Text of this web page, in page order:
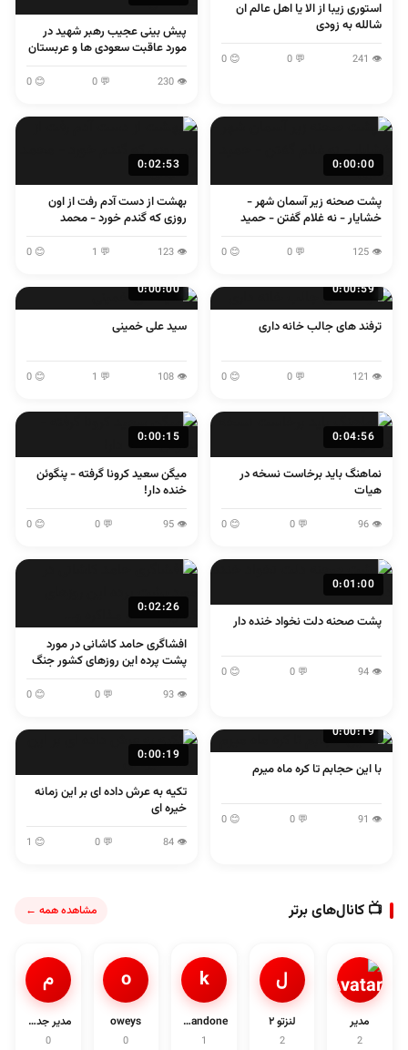
استوری زیبا از الا یا اهل عالم ان
شالله به زودی
👁 241
💬 0
😊 0
پیش بینی عجیب رهبر شهید در
مورد عاقبت سعودی ها و عربستان
👁 230
💬 0
😊 0
0:00:00
پشت صحنه زیر آسمان شهر -
خشایار - نه غلام گفتن - حمید
👁 125
💬 0
😊 0
0:02:53
بهشت از دست آدم رفت از اون
روزی که گندم خورد - محمد
👁 123
💬 1
😊 0
0:00:59
ترفند های جالب خانه داری
👁 121
💬 0
😊 0
0:00:00
سید علی خمینی
👁 108
💬 1
😊 0
0:04:56
نماهنگ باید برخاست نسخه در
هیات
👁 96
💬 0
😊 0
0:00:15
میگن سعید کرونا گرفته - پنگوئن
خنده دار!
👁 95
💬 0
😊 0
0:01:00
پشت صحنه دلت نخواد خنده دار
👁 94
💬 0
😊 0
0:02:26
افشاگری حامد کاشانی در مورد
پشت پرده این روزهای کشور جنگ
👁 93
💬 0
😊 0
0:00:19
با این حجابم تا کره ماه میرم
👁 91
💬 0
😊 0
0:00:19
تکیه به عرش داده ای بر این زمانه
خیره ای
👁 84
💬 0
😊 1
📺 کانال‌های برتر مشاهده همه ←
مدیر
2
ل
لنزتو ۲
2
k
khandone
1
o
oweys
0
م
مدیر جدی1د
0